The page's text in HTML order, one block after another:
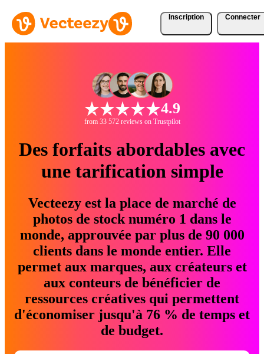
Inscription Connecter
4.9
from 33 572 reviews on Trustpilot
Des forfaits abordables avec
une tarification simple
Vecteezy est la place de marché de
photos de stock numéro 1 dans le
monde, approuvée par plus de 90 000
clients dans le monde entier. Elle
permet aux marques, aux créateurs et
aux conteurs de bénéficier de
ressources créatives qui permettent
d'économiser jusqu'à 76 % de temps et
de budget.